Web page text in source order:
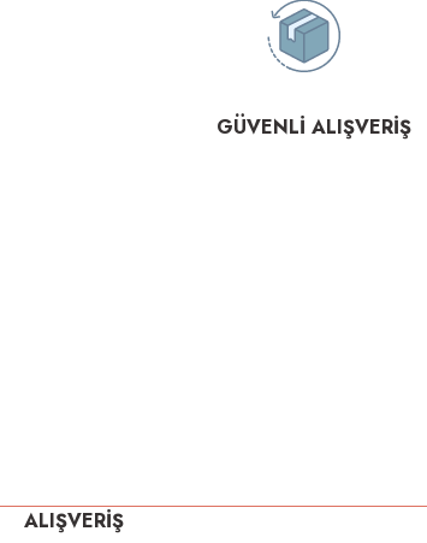
GÜVENLİ ALIŞVERİŞ
ALIŞVERİŞ